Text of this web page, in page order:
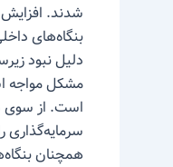
شدند.
بنگاه‌های
دلیل نبود
مشکل مواجه
است. از سوی
همچنان